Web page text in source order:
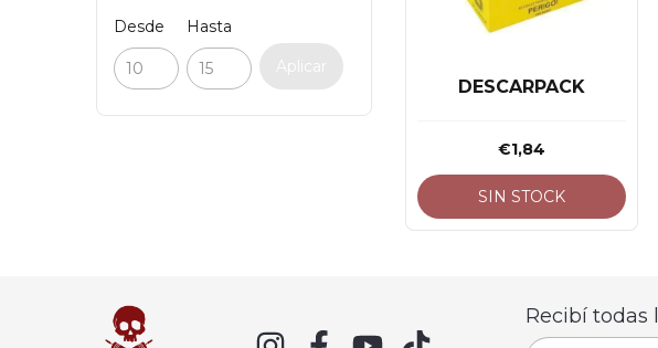
Desde
Hasta
Aplicar
DESCARPACK
€1,84
SIN STOCK
Recibí todas